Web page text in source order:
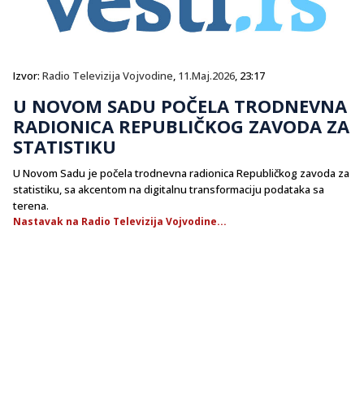
Izvor: Radio Televizija Vojvodine, 11.Maj.2026, 23:17
U NOVOM SADU POČELA TRODNEVNA
RADIONICA REPUBLIČKOG ZAVODA ZA
STATISTIKU
U Novom Sadu je počela trodnevna radionica Republičkog zavoda za
statistiku, sa akcentom na digitalnu transformaciju podataka sa
terena.
Nastavak na Radio Televizija Vojvodine...